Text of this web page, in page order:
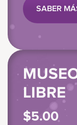
SABER
LIBRE
$5.00